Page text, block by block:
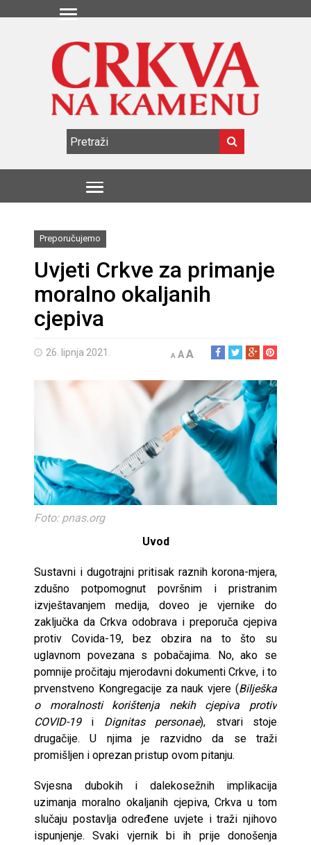
Preporučujemo
Uvjeti Crkve za primanje
moralno okaljanih
cjepiva
26. lipnja 2021. A AA
Foto: pnas.org
Uvod
Sustavni i dugotrajni pritisak raznih korona-mjera,
zdušno potpomognut površnim i pristranim
izvještavanjem medija, doveo je vjernike do
zaključka da Crkva odobrava i preporuča cjepiva
protiv Covida-19, bez obzira na to što su
uglavnom povezana s pobačajima. No, ako se
pomnije pročitaju mjerodavni dokumenti Crkve, i to
prvenstveno Kongregacije za nauk vjere (Bilješka
o moralnosti korištenja nekih cjepiva protiv
COVID-19i Dignitas personae), stvari stoje
drugačije. U njima je razvidno da se traži
promišljen i oprezan pristup ovom pitanju.
Svjesna dubokih i dalekosežnih implikacija
uzimanja moralno okaljanih cjepiva, Crkva u tom
slučaju postavlja određene uvjete i traži njihovo
ispunjenje. Svaki vjernik bi ih prije donošenja